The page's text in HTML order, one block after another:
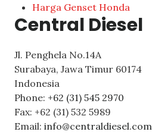
Harga Genset Honda
Central Diesel
Jl. Penghela No.14A
Surabaya, Jawa Timur 60174
Indonesia
Phone: +62 (31) 545 2970
Fax: +62 (31) 532 5989
Email: info@centraldiesel.com